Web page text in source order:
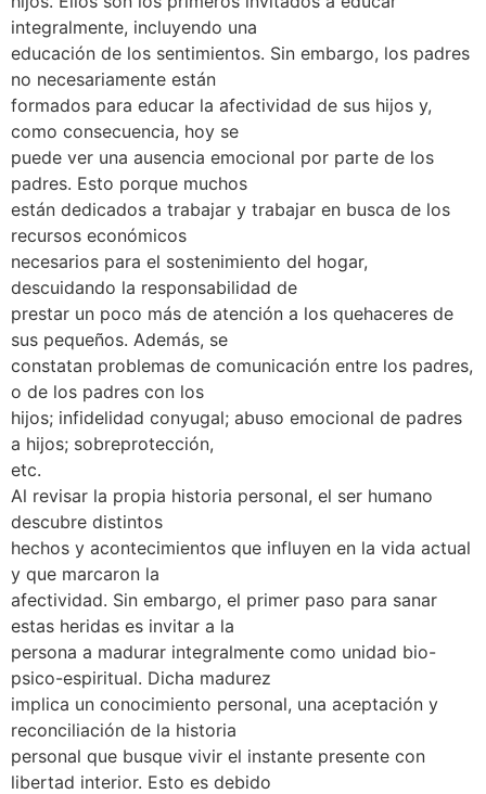
integralmente, incluyendo una
educación de los sentimientos. Sin embargo, los padres
no necesariamente están
formados para educar la afectividad de sus hijos y,
como consecuencia, hoy se
puede ver una ausencia emocional por parte de los
padres. Esto porque muchos
están dedicados a trabajar y trabajar en busca de los
recursos económicos
necesarios para el sostenimiento del hogar,
descuidando la responsabilidad de
prestar un poco más de atención a los quehaceres de
sus pequeños. Además, se
constatan problemas de comunicación entre los padres,
o de los padres con los
hijos; infidelidad conyugal; abuso emocional de padres
a hijos; sobreprotección,
etc.
Al revisar la propia historia personal, el ser humano
descubre distintos
hechos y acontecimientos que influyen en la vida actual
y que marcaron la
afectividad. Sin embargo, el primer paso para sanar
estas heridas es invitar a la
persona a madurar integralmente como unidad bio-
psico-espiritual. Dicha madurez
implica un conocimiento personal, una aceptación y
reconciliación de la historia
personal que busque vivir el instante presente con
libertad interior. Esto es debido